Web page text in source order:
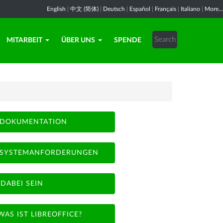
English 中文 (简体) Deutsch Español Français Italiano More...
MITARBEIT ÜBER UNS SPENDE
DOKUMENTATION
SYSTEMANFORDERUNGEN
DABEI SEIN
IST LIBREOFFICE?